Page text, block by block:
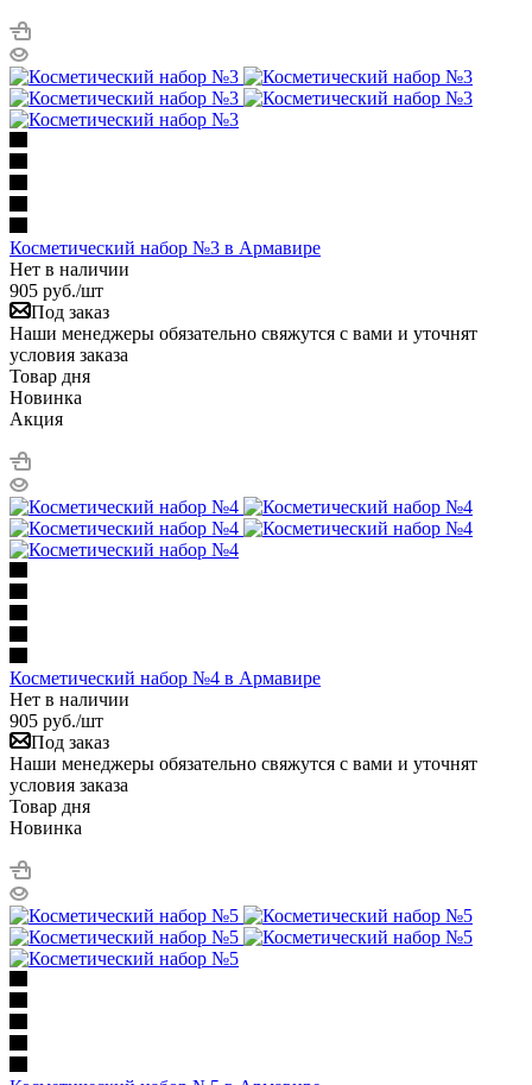
Косметический набор №3 в Армавире
Нет в наличии
905 руб./шт
Под заказ
Наши менеджеры обязательно свяжутся с вами и уточнят
условия заказа
Товар дня
Новинка
Акция
Косметический набор №4 в Армавире
Нет в наличии
905 руб./шт
Под заказ
Наши менеджеры обязательно свяжутся с вами и уточнят
условия заказа
Товар дня
Новинка